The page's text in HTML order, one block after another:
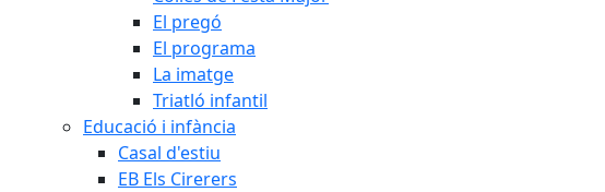
El pregó
El programa
La imatge
Triatló infantil
Educació i infància
Casal d'estiu
EB Els Cirerers